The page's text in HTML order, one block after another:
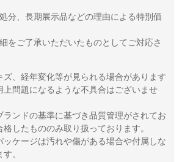
分、長期展示品などの理由による特別価
をご了承いただいたものとしてご対応さ
ズ、経年変化等が見られる場合があります
上問題になるような不具合はございませ
ランドの基準に基づき品質管理がされてお
格したもののみ取り扱っております。
ッケージは汚れや傷がある場合や付属しな
。